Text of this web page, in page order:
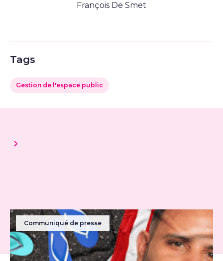
François De Smet
Tags
Gestion de l'espace public
Communiqué de presse